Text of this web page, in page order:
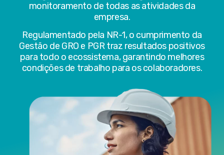
monitoramento de todas as atividades da
empresa.
Regulamentado pela NR-1, o cumprimento da
Gestão de GRO e PGR traz resultados positivos
para todo o ecossistema, garantindo melhores
condições de trabalho para os colaboradores.